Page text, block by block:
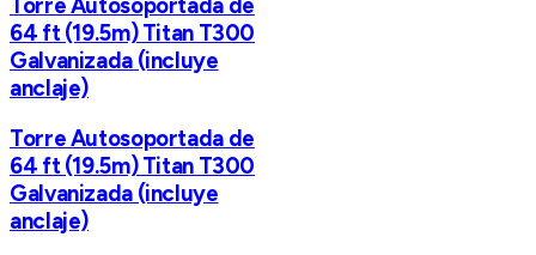
Torre Autosoportada de
64 ft (19.5m) Titan T300
Galvanizada (incluye
anclaje)
Torre Autosoportada de
64 ft (19.5m) Titan T300
Galvanizada (incluye
anclaje)